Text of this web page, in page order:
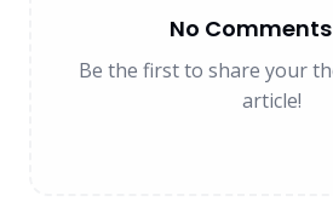
No
Be the first to share your
article!